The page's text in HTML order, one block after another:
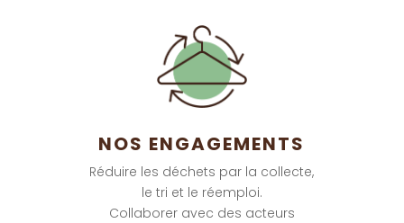
NOS ENGAGEMENTS
Réduire les déchets par la collecte,
le tri et le réemploi.
Collaborer avec des acteurs